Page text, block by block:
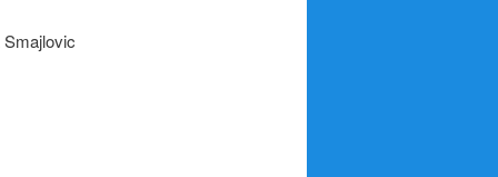
Smajlovic